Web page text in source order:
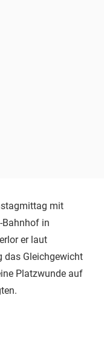
mit
Bahnhof in
er laut
das Gleichgewicht
Platzwunde auf